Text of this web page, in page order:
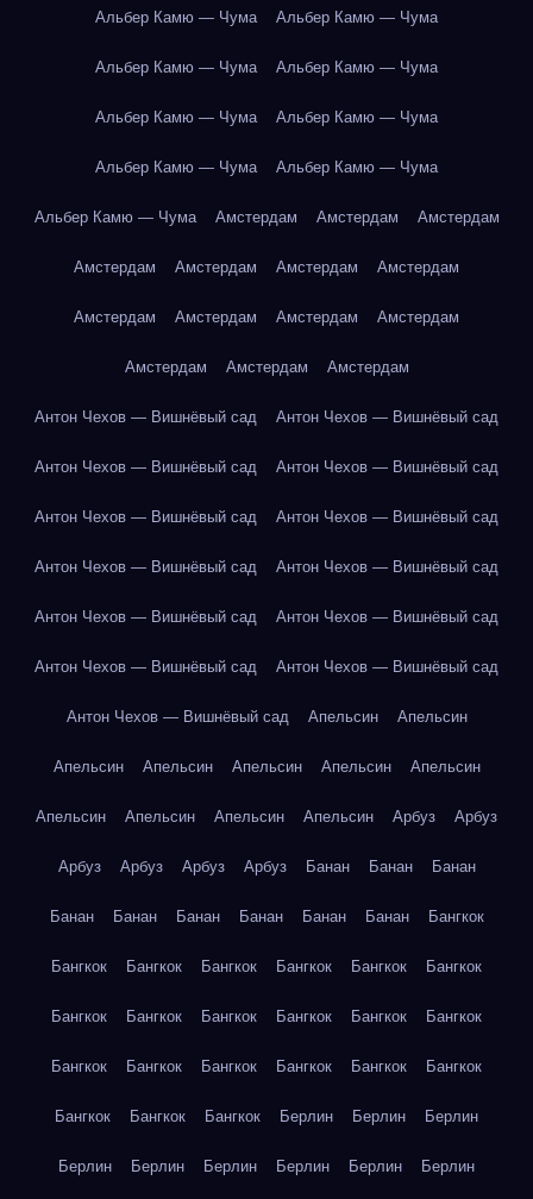
Альбер Камю — Чума Альбер Камю — Чума
Альбер Камю — Чума Альбер Камю — Чума
Альбер Камю — Чума Альбер Камю — Чума
Альбер Камю — Чума Альбер Камю — Чума
Альбер Камю — Чума Амстердам Амстердам Амстердам
Амстердам Амстердам Амстердам Амстердам
Амстердам Амстердам Амстердам Амстердам
Амстердам Амстердам Амстердам
Антон Чехов — Вишнёвый сад Антон Чехов — Вишнёвый сад
Антон Чехов — Вишнёвый сад Антон Чехов — Вишнёвый сад
Антон Чехов — Вишнёвый сад Антон Чехов — Вишнёвый сад
Антон Чехов — Вишнёвый сад Антон Чехов — Вишнёвый сад
Антон Чехов — Вишнёвый сад Антон Чехов — Вишнёвый сад
Антон Чехов — Вишнёвый сад Антон Чехов — Вишнёвый сад
Антон Чехов — Вишнёвый сад Апельсин Апельсин
Апельсин Апельсин Апельсин Апельсин Апельсин
Апельсин Апельсин Апельсин Апельсин Арбуз Арбуз
Арбуз Арбуз Арбуз Арбуз Банан Банан Банан
Банан Банан Банан Банан Банан Банан Бангкок
Бангкок Бангкок Бангкок Бангкок Бангкок Бангкок
Бангкок Бангкок Бангкок Бангкок Бангкок Бангкок
Бангкок Бангкок Бангкок Бангкок Бангкок Бангкок
Бангкок Бангкок Бангкок Берлин Берлин Берлин
Берлин Берлин Берлин Берлин Берлин Берлин